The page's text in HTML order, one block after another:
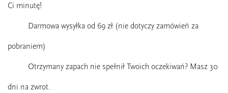
Ci minutę!
Darmowa wysyłka od 69 zł (nie dotyczy zamówień za
pobraniem)
Otrzymany zapach nie spełnił Twoich oczekiwań? Masz 30
dni na zwrot.